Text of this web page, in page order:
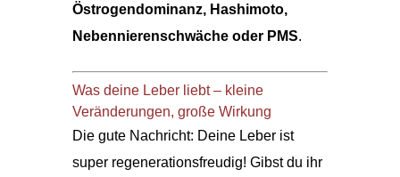
Östrogendominanz, Hashimoto,
Nebennierenschwäche oder PMS.
Was deine Leber liebt – kleine
Veränderungen, große Wirkung
Die gute Nachricht: Deine Leber ist
super regenerationsfreudig! Gibst du ihr